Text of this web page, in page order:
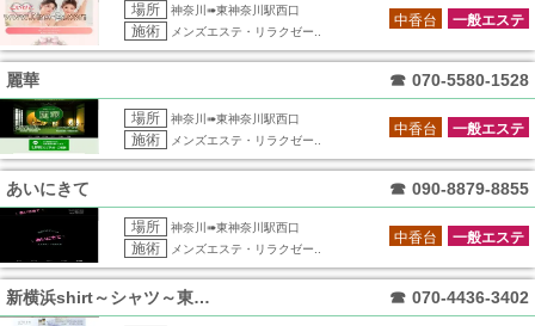
場所 神奈川➠東神奈川駅西口
施術 メンズエステ・リラクゼー..
一般エステ
中香台
麗華 ☎ 070-5580-1528
場所 神奈川➠東神奈川駅西口
施術 メンズエステ・リラクゼー..
一般エステ
中香台
あいにきて ☎ 090-8879-8855
場所 神奈川➠東神奈川駅西口
施術 メンズエステ・リラクゼー..
一般エステ
中香台
新横浜shirt～シャツ～東神奈川ルーム ☎ 070-4436-3402